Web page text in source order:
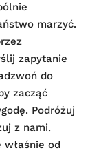
marzyć.
zapytanie
do
zacząć
Podróżuj
z nami.
od